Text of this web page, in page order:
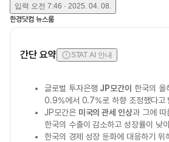
입력 오전 7:46 · 2025. 04. 08.
한경닷컴 뉴스룸
간단 요약 STAT AI 안내
글로벌 투자은행 JP모간이 한국의 올
0.9%에서 0.7%로 하향 조정했다고
JP모간은 미국의 관세 인상과 그에 따
한국의 수출이 감소하고 성장률이 낮
한국의 경제 성장 둔화에 대응하기 위